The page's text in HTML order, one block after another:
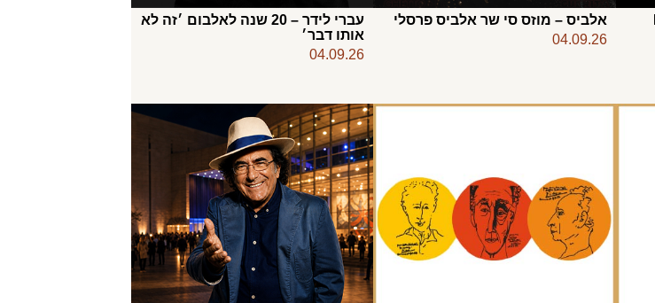
אלביס – מוזס סי שר אלביס פרסלי
04.09.26
עברי לידר – 20 שנה לאלבום ׳זה לא
אותו דבר׳
04.09.26